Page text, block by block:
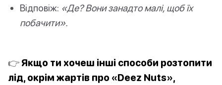
Відповіж: «Де? Вони занадто малі, щоб їх
побачити».
👉 Якщо ти хочеш інші способи розтопити
лід, окрім жартів про «Deez Nuts»,